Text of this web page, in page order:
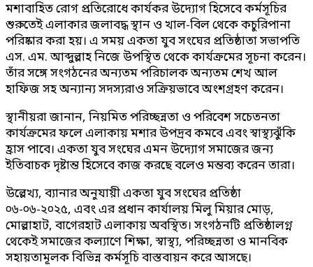
মশাবাহিত রোগ প্রতিরোধে কার্যকর উদ্যোগ হিসেবে কর্মসূচির
শুরুতেই এলাকার জলাবদ্ধ স্থান ও খাল-বিল থেকে কচুরিপানা
পরিষ্কার করা হয়। এ সময় একতা যুব সংঘের প্রতিষ্ঠাতা সভাপতি
এস. এম. আব্দুল্লাহ নিজে উপস্থিত থেকে কার্যক্রমের সূচনা করেন।
তাঁর সঙ্গে সংগঠনের অন্যতম পরিচালক অন্যতম শেখ আল
হাফিজ সহ অন্যান্য সদস্যরাও সক্রিয়ভাবে অংশগ্রহণ করেন।
স্থানীয়রা জানান, নিয়মিত পরিচ্ছন্নতা ও পরিবেশ সচেতনতা
কার্যক্রমের ফলে এলাকায় মশার উপদ্রব কমবে এবং স্বাস্থ্যঝুঁকি
হ্রাস পাবে। একতা যুব সংঘের এমন উদ্যোগ সমাজের জন্য
ইতিবাচক দৃষ্টান্ত হিসেবে কাজ করছে বলেও মন্তব্য করেন তারা।
উল্লেখ্য, ব্যানার অনুযায়ী একতা যুব সংঘের প্রতিষ্ঠা
০৬-০৬-২০২৫, এবং এর প্রধান কার্যালয় মিলু মিয়ার মোড়,
মোল্লাহাট, বাগেরহাট এলাকায় অবস্থিত। সংগঠনটি প্রতিষ্ঠালগ্ন
থেকেই সমাজের কল্যাণে শিক্ষা, স্বাস্থ্য, পরিচ্ছন্নতা ও মানবিক
সহায়তামূলক বিভিন্ন কর্মসূচি বাস্তবায়ন করে আসছে।